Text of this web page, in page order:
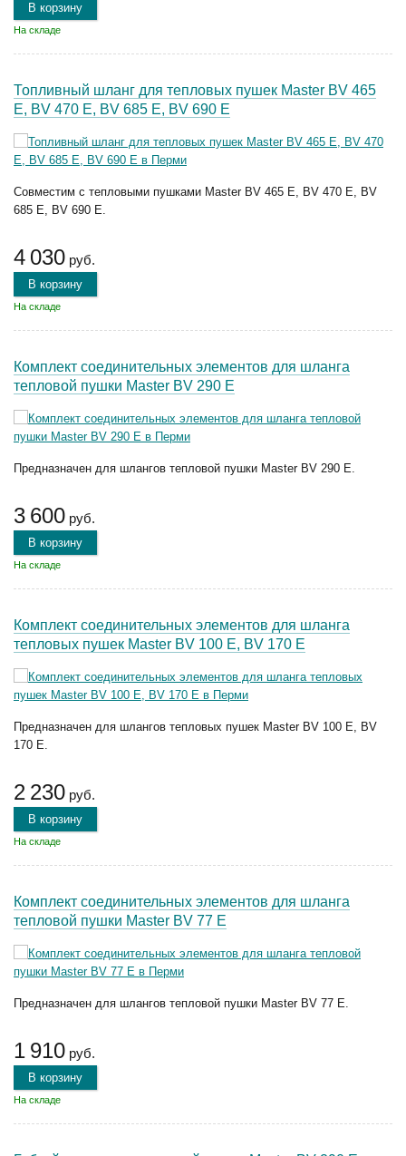
В корзину
На складе
Топливный шланг для тепловых пушек Master BV 465
E, BV 470 E, BV 685 E, BV 690 E
Совместим с тепловыми пушками Master BV 465 E, BV 470 E, BV
685 E, BV 690 E.
4 030 руб.
В корзину
На складе
Комплект соединительных элементов для шланга
тепловой пушки Master BV 290 E
Предназначен для шлангов тепловой пушки Master BV 290 E.
3 600 руб.
В корзину
На складе
Комплект соединительных элементов для шланга
тепловых пушек Master BV 100 E, BV 170 E
Предназначен для шлангов тепловых пушек Master BV 100 E, BV
170 E.
2 230 руб.
В корзину
На складе
Комплект соединительных элементов для шланга
тепловой пушки Master BV 77 E
Предназначен для шлангов тепловой пушки Master BV 77 E.
1 910 руб.
В корзину
На складе